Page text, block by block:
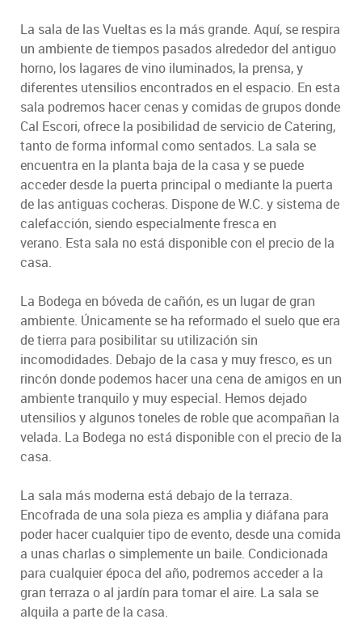
La sala de las Vueltas es la más grande. Aquí, se respira
un ambiente de tiempos pasados alrededor del antiguo
horno, los lagares de vino iluminados, la prensa, y
diferentes utensilios encontrados en el espacio. En esta
sala podremos hacer cenas y comidas de grupos donde
Cal Escori, ofrece la posibilidad de servicio de Catering,
tanto de forma informal como sentados. La sala se
encuentra en la planta baja de la casa y se puede
acceder desde la puerta principal o mediante la puerta
de las antiguas cocheras. Dispone de W.C. y sistema de
calefacción, siendo especialmente fresca en
verano. Esta sala no está disponible con el precio de la
casa.
La Bodega en bóveda de cañón, es un lugar de gran
ambiente. Únicamente se ha reformado el suelo que era
de tierra para posibilitar su utilización sin
incomodidades. Debajo de la casa y muy fresco, es un
rincón donde podemos hacer una cena de amigos en un
ambiente tranquilo y muy especial. Hemos dejado
utensilios y algunos toneles de roble que acompañan la
velada. La Bodega no está disponible con el precio de la
casa.
La sala más moderna está debajo de la terraza.
Encofrada de una sola pieza es amplia y diáfana para
poder hacer cualquier tipo de evento, desde una comida
a unas charlas o simplemente un baile. Condicionada
para cualquier época del año, podremos acceder a la
gran terraza o al jardín para tomar el aire. La sala se
alquila a parte de la casa.